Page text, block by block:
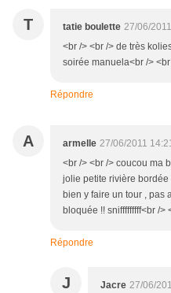
T tatie boulette 27/06/
<br /> <br /> de très
soirée manuela<br />
Répondre
A armelle 27/06/2011
<br /> <br /> coucou ma
jolie petite rivière bordée
bien y faire un tour , pas
bloquée !! snifffffffff<br />
Répondre
J Jacre 27/06/